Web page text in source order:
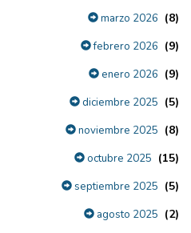
marzo 2026 (8)
febrero 2026 (9)
enero 2026 (9)
diciembre 2025 (5)
noviembre 2025 (8)
octubre 2025 (15)
septiembre 2025 (5)
agosto 2025 (2)